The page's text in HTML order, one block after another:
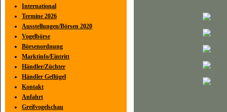
International
Termine 2026
Ausstellungen/Börsen 2020
Vogelbörse
Börsenordnung
Marktinfo/Eintritt
Händler/Züchter
Händler Geflügel
Kontakt
Anfahrt
Greifvogelschau